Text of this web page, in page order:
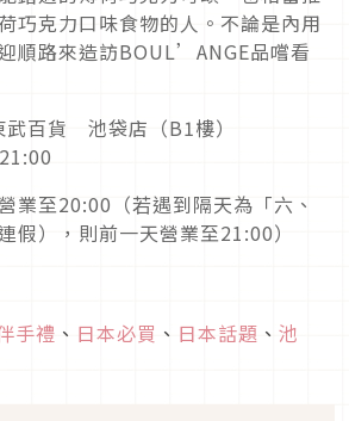
巧克力口味食物的人。不論是內用
順路來造訪BOUL’ANGE品嚐看
百貨 池袋店（B1樓）
業至20:00（若遇到隔天為「六、
假），則前一天營業至21:00）
手禮 、 日本必買 、 日本話題 、 池